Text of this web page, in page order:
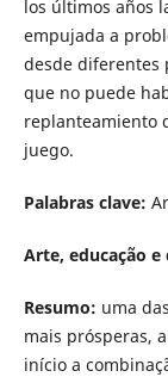
los últimos años
empujada a
desde diferentes
que no puede
replanteamiento
juego.
Palabras clave:
Arte, educação
Resumo: uma
mais prósperas,
início a